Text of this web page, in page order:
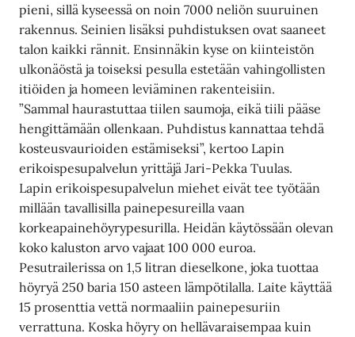
pieni, sillä kyseessä on noin 7000 neliön suuruinen
rakennus. Seinien lisäksi puhdistuksen ovat saaneet
talon kaikki rännit. Ensinnäkin kyse on kiinteistön
ulkonäöstä ja toiseksi pesulla estetään vahingollisten
itiöiden ja homeen leviäminen rakenteisiin.
”Sammal haurastuttaa tiilen saumoja, eikä tiili pääse
hengittämään ollenkaan. Puhdistus kannattaa tehdä
kosteusvaurioiden estämiseksi”, kertoo Lapin
erikoispesupalvelun yrittäjä Jari-Pekka Tuulas.
Lapin erikoispesupalvelun miehet eivät tee työtään
millään tavallisilla painepesureilla vaan
korkeapainehöyrypesurilla. Heidän käytössään olevan
koko kaluston arvo vajaat 100 000 euroa.
Pesutrailerissa on 1,5 litran dieselkone, joka tuottaa
höyryä 250 baria 150 asteen lämpötilalla. Laite käyttää
15 prosenttia vettä normaaliin painepesuriin
verrattuna. Koska höyry on hellävaraisempaa kuin